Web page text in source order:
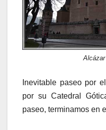
Inevitable paseo por
por su Catedral
paseo, terminamos en